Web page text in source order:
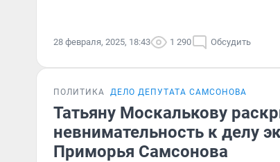
28 февраля, 2025, 18:43 1 290 Обсудить
ПОЛИТИКА ДЕЛО ДЕПУТАТА САМСОНОВА
Татьяну Москалькову
невнимательность к делу
Приморья Самсонова